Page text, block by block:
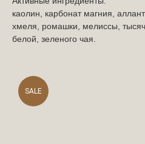
каолин, карбонат магния,
хмеля, ромашки, мелиссы,
белой, зеленого чая.
SALE